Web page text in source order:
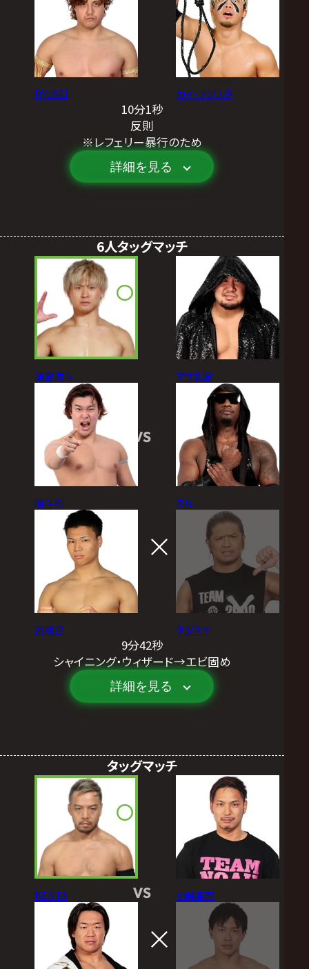
RYUSEI カイ・フジムラ
10分1秒
反則
※レフェリー暴行のため
詳細を見る
6人タッグマッチ
清宮海斗
晴斗希
髙橋碧
VS
マサ北宮
ヌル
タダスケ
9分42秒
シャイニング・ウィザード→エビ固め
詳細を見る
タッグマッチ
KENTA VS 小峠篤司